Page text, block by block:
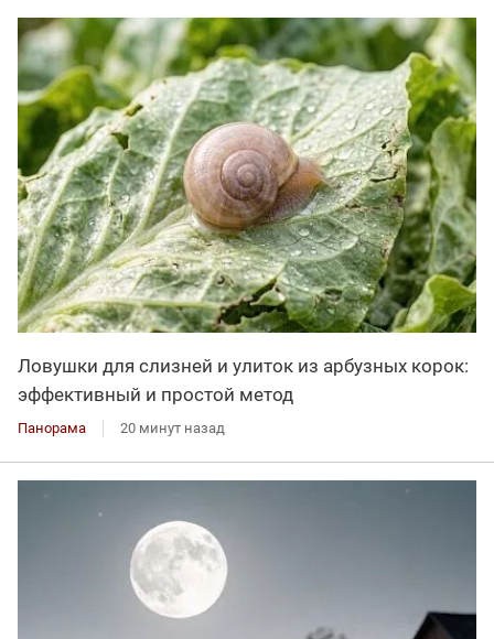
Ловушки для слизней и улиток из арбузных корок:
эффективный и простой метод
Панорама 20 минут назад